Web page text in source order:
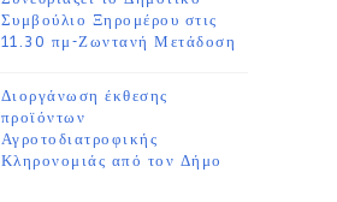
Συμβούλιο Ξηρομέρου στις
11.30 πμ-Ζωντανή Μετάδοση
Διοργάνωση έκθεσης
προϊόντων
Αγροτοδιατροφικής
Κληρονομιάς από τον Δήμο